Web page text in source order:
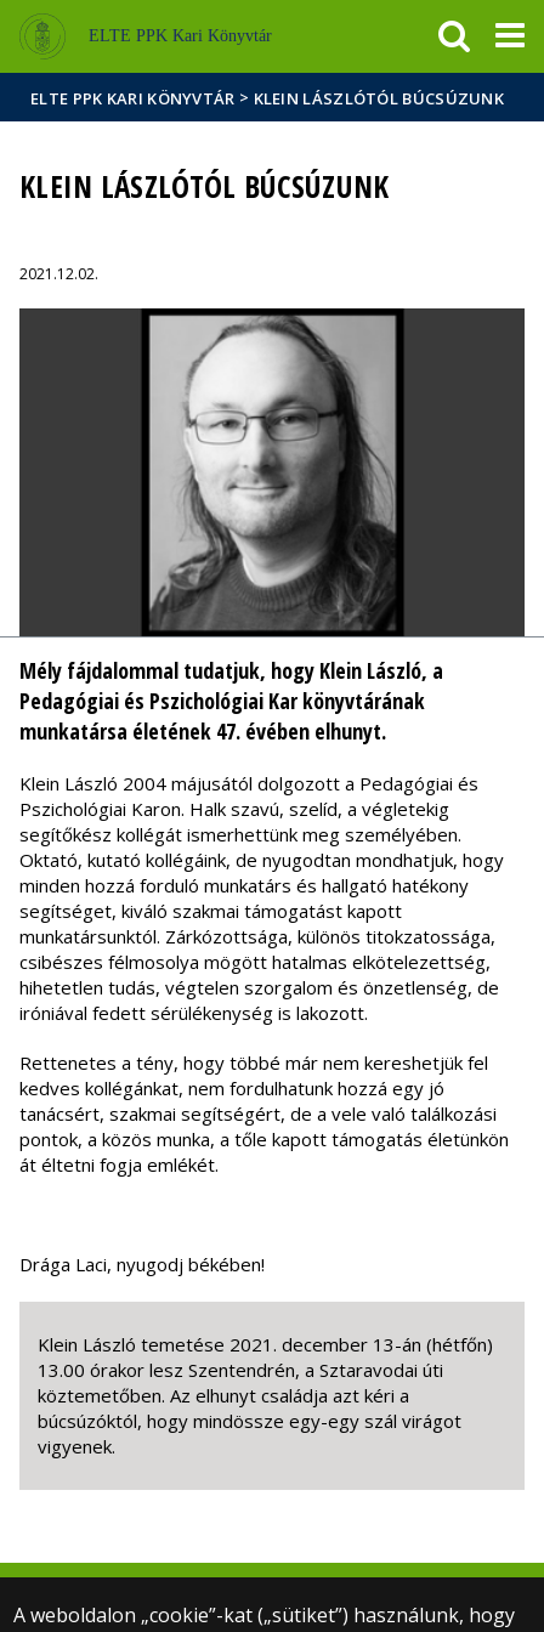
Hírek
Események
ELTE a
sajtóban
ELTE PPK Kari Könyvtár
ELTE PPK KARI KÖNYVTÁR > KLEIN LÁSZLÓTÓL BÚCSÚZUNK
KLEIN LÁSZLÓTÓL BÚCSÚZUNK
2021.12.02.
Mély fájdalommal tudatjuk, hogy Klein László, a
Pedagógiai és Pszichológiai Kar könyvtárának
munkatársa életének 47. évében elhunyt.
Klein László 2004 májusától dolgozott a Pedagógiai és
Pszichológiai Karon. Halk szavú, szelíd, a végletekig
segítőkész kollégát ismerhettünk meg személyében.
Oktató, kutató kollégáink, de nyugodtan mondhatjuk, hogy
minden hozzá forduló munkatárs és hallgató hatékony
segítséget, kiváló szakmai támogatást kapott
munkatársunktól. Zárkózottsága, különös titokzatossága,
csibészes félmosolya mögött hatalmas elkötelezettség,
hihetetlen tudás, végtelen szorgalom és önzetlenség, de
iróniával fedett sérülékenység is lakozott.
Rettenetes a tény, hogy többé már nem kereshetjük fel
kedves kollégánkat, nem fordulhatunk hozzá egy jó
tanácsért, szakmai segítségért, de a vele való találkozási
pontok, a közös munka, a tőle kapott támogatás életünkön
át éltetni fogja emlékét.
Drága Laci, nyugodj békében!
Klein László temetése 2021. december 13-án (hétfőn)
13.00 órakor lesz Szentendrén, a Sztaravodai úti
köztemetőben. Az elhunyt családja azt kéri a
búcsúzóktól, hogy mindössze egy-egy szál virágot
vigyenek.
A weboldalon „cookie”-kat („sütiket”) használunk, hogy